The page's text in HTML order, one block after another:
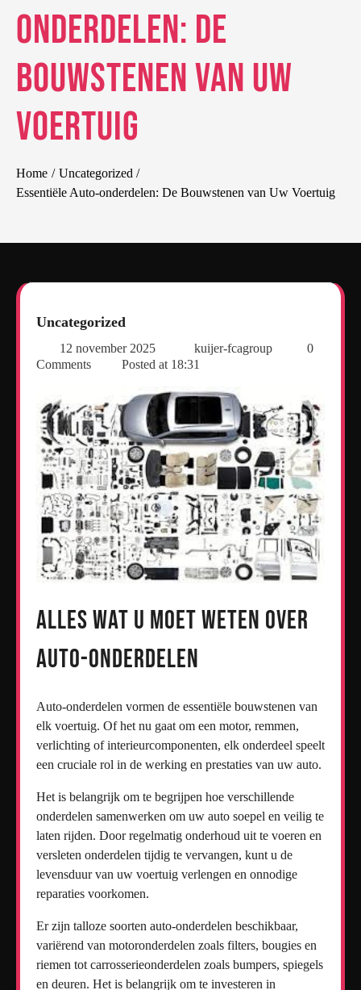
onderdelen: De
Bouwstenen van Uw
Voertuig
Home
Uncategorized
Essentiële Auto-onderdelen: De Bouwstenen van Uw Voertuig
Uncategorized
12 november 2025 kuijer-fcagroup
0
Comments
Posted at 18:31
Alles wat u moet weten over
auto-onderdelen
Auto-onderdelen vormen de essentiële bouwstenen van
elk voertuig. Of het nu gaat om een motor, remmen,
verlichting of interieurcomponenten, elk onderdeel speelt
een cruciale rol in de werking en prestaties van uw auto.
Het is belangrijk om te begrijpen hoe verschillende
onderdelen samenwerken om uw auto soepel en veilig te
laten rijden. Door regelmatig onderhoud uit te voeren en
versleten onderdelen tijdig te vervangen, kunt u de
levensduur van uw voertuig verlengen en onnodige
reparaties voorkomen.
Er zijn talloze soorten auto-onderdelen beschikbaar,
variërend van motoronderdelen zoals filters, bougies en
riemen tot carrosserieonderdelen zoals bumpers, spiegels
en deuren. Het is belangrijk om te investeren in